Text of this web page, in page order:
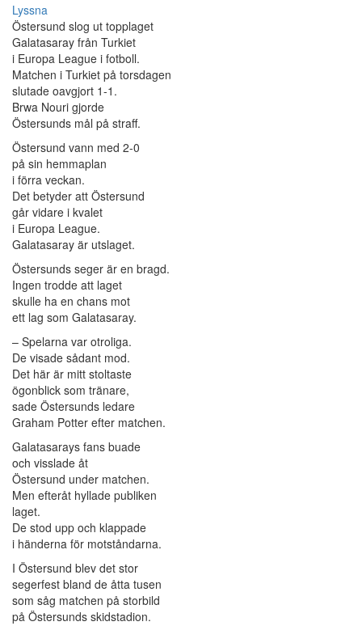
Lyssna
Östersund slog ut topplaget
Galatasaray från Turkiet
i Europa League i fotboll.
Matchen i Turkiet på torsdagen
slutade oavgjort 1-1.
Brwa Nouri gjorde
Östersunds mål på straff.
Östersund vann med 2-0
på sin hemmaplan
i förra veckan.
Det betyder att Östersund
går vidare i kvalet
i Europa League.
Galatasaray är utslaget.
Östersunds seger är en bragd.
Ingen trodde att laget
skulle ha en chans mot
ett lag som Galatasaray.
– Spelarna var otroliga.
De visade sådant mod.
Det här är mitt stoltaste
ögonblick som tränare,
sade Östersunds ledare
Graham Potter efter matchen.
Galatasarays fans buade
och visslade åt
Östersund under matchen.
Men efteråt hyllade publiken
laget.
De stod upp och klappade
i händerna för motståndarna.
I Östersund blev det stor
segerfest bland de åtta tusen
som såg matchen på storbild
på Östersunds skidstadion.